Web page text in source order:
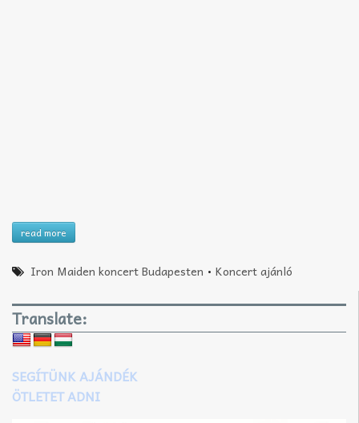
read more
Iron Maiden koncert Budapesten •Koncert ajánló
Translate:
SEGÍTÜNK AJÁNDÉK
ÖTLETET ADNI